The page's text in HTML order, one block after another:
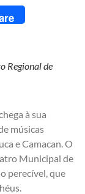
Regional de
à sua
músicas
e Camacan. O
Municipal de
perecível, que